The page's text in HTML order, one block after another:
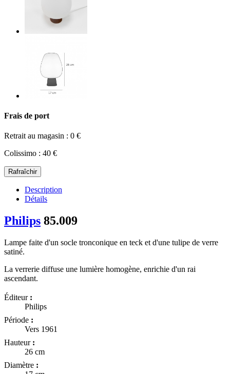
Frais de port
Retrait au magasin : 0 €
Colissimo : 40 €
Description
Détails
Philips 85.009
Lampe faite d'un socle tronconique en teck et d'une tulipe de verre
satiné.
La verrerie diffuse une lumière homogène, enrichie d'un rai
ascendant.
Éditeur :
Philips
Période :
Vers 1961
Hauteur :
26 cm
Diamètre :